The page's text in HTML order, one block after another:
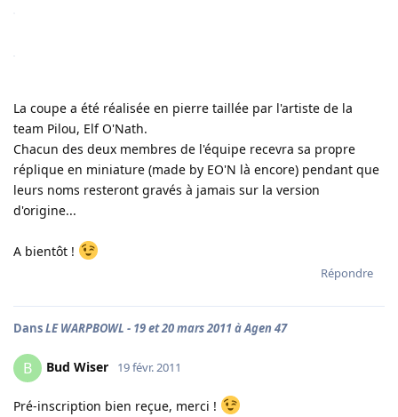
La coupe a été réalisée en pierre taillée par l'artiste de la
team Pilou, Elf O'Nath.
Chacun des deux membres de l'équipe recevra sa propre
réplique en miniature (made by EO'N là encore) pendant que
leurs noms resteront gravés à jamais sur la version
d'origine...
A bientôt !
Répondre
DansLE WARPBOWL - 19 et 20 mars 2011 à Agen 47
B Bud Wiser 19 févr. 2011
Pré-inscription bien reçue, merci !